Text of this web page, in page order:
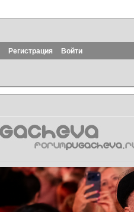
Регистрация Войти